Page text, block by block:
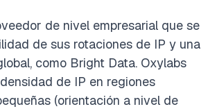
de nivel empresarial que se
de sus rotaciones de IP y una
como Bright Data. Oxylabs
de IP en regiones
(orientación a nivel de